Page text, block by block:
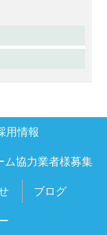
用情報
ム協力業者様募集
ブログ